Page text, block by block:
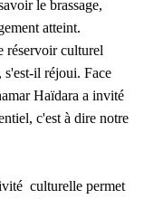
le brassage,
atteint.
réservoir culturel
il réjoui. Face
Haïdara a invité
c'est à dire notre
culturelle permet